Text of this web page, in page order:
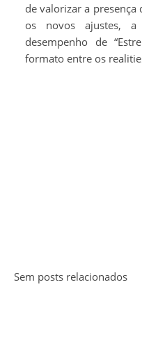
de valorizar a presença
os novos ajustes,
desempenho de
formato entre os
Sem posts relacionados